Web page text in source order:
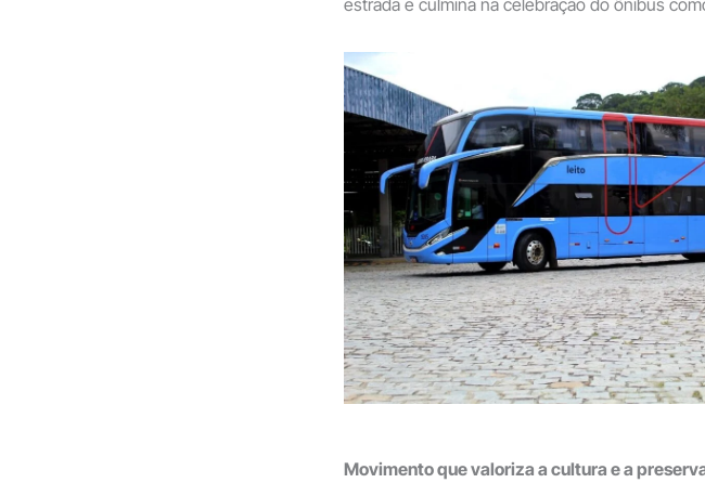
estrada e culmina na celebração do ônibus
Movimento que valoriza a cultura e a